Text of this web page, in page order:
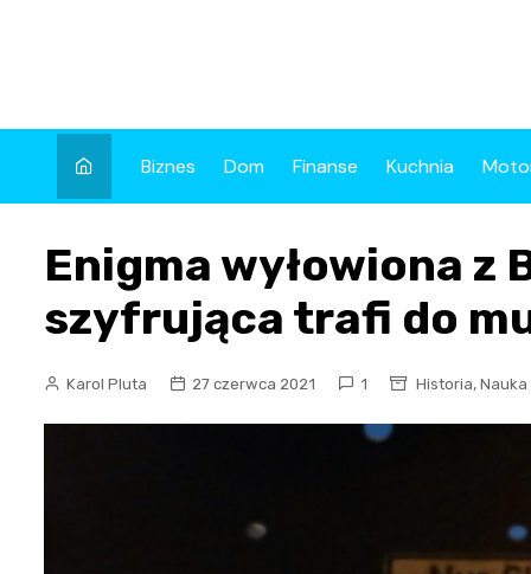
Biznes Dom Finanse Kuchnia
Enigma wyłowiona z
szyfrująca trafi do
Karol Pluta 27 czerwca 2021 1 Historia, Nauka